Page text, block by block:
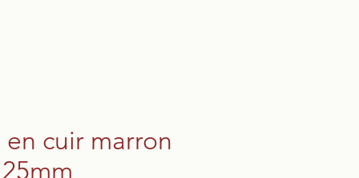
cuir marron